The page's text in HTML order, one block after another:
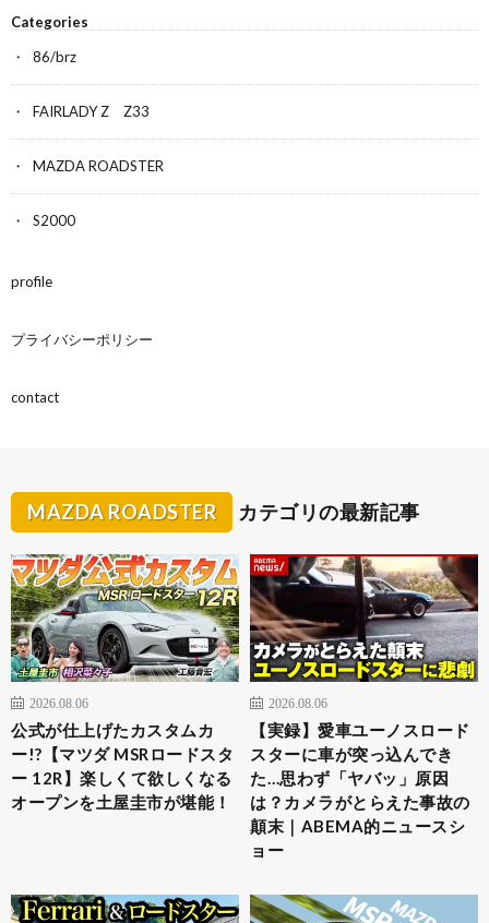
Categories
86/brz
FAIRLADY Z Z33
MAZDA ROADSTER
S2000
profile
プライバシーポリシー
contact
MAZDA ROADSTER カテゴリの最新記事
2026.08.06
公式が仕上げたカスタムカ
ー!?【マツダ MSRロードスタ
ー 12R】楽しくて欲しくなる
オープンを土屋圭市が堪能！
2026.08.06
【実録】愛車ユーノスロード
スターに車が突っ込んでき
た…思わず「ヤバッ」原因
は？カメラがとらえた事故の
顛末｜ABEMA的ニュースシ
ョー